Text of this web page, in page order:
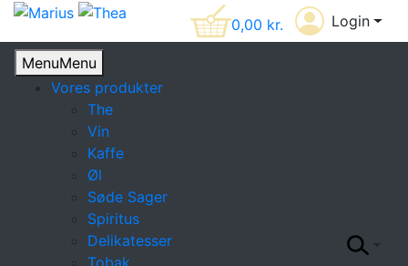
0,00 kr. Login
MenuMenu
Vores produkter
The
Vin
Kaffe
Øl
Søde Sager
Spiritus
Delikatesser
Tobak